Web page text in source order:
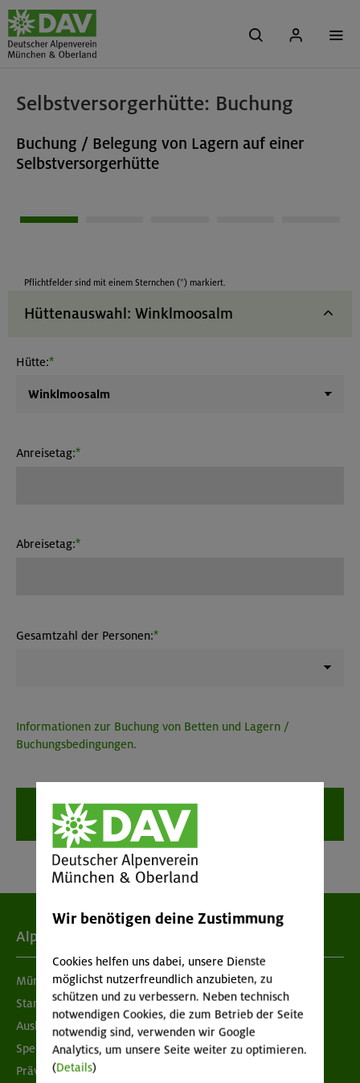
Selbstversorgerhütte: Buchung
Buchung / Belegung von Lagern auf einer
Selbstversorgerhütte
Pflichtfelder sind mit einem Sternchen (*) markiert.
Hüttenauswahl : Winklmoosalm
Hütte:
Anreisetag:
Abreisetag:
Gesamtzahl der Personen:
Informationen zur Buchung von Betten und Lagern /
Buchungsbedingungen.
Weiter zu:
„Meine Daten“
Alpenverein
München & Oberland
Standorte
Ausbildung & Jobs
Spenden
Prävention sexualisierter Gewalt
Wir benötigen deine Zustimmung
Cookies helfen uns dabei, unsere Dienste
möglichst nutzerfreundlich anzubieten, zu
schützen und zu verbessern. Neben technisch
notwendigen Cookies, die zum Betrieb der Seite
notwendig sind, verwenden wir Google
Analytics, um unsere Seite weiter zu optimieren.
(Details)